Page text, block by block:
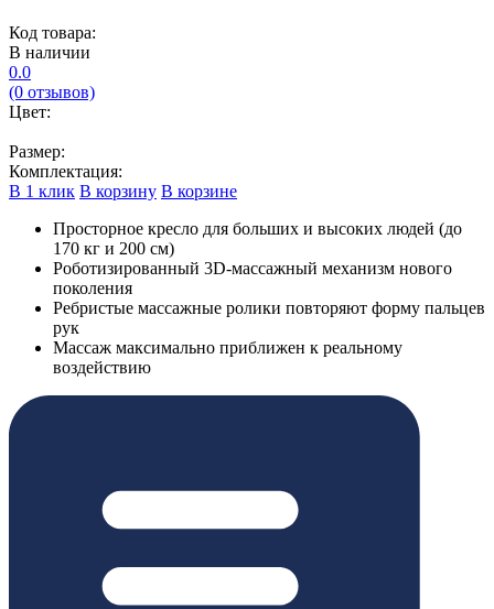
Код товара:
В наличии
0.0
(0 отзывов)
Цвет:
Размер:
Комплектация:
В 1 клик В корзину В корзине
Просторное кресло для больших и высоких людей (до
170 кг и 200 см)
Роботизированный 3D-массажный механизм нового
поколения
Ребристые массажные ролики повторяют форму пальцев
рук
Массаж максимально приближен к реальному
воздействию